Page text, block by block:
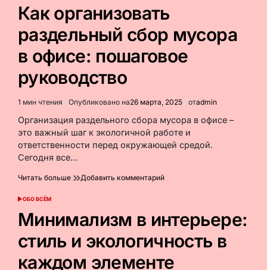
строительстве:
современных
новинок
Как организовать
раздельный сбор мусора
в офисе: пошаговое
руководство
Расчётное
время
чтения
1 мин чтения Опубликовано на26 марта, 2025 отadmin
Организация раздельного сбора мусора в офисе –
это важный шаг к экологичной работе и
ответственности перед окружающей средой.
Сегодня все…
Читать больше Добавить комментарийк
сбор
в
пошаговое
ОПУБЛИКОВАНО
ОБО ВСЁМ
Минимализм в интерьере:
стиль и экологичность в
каждом элементе